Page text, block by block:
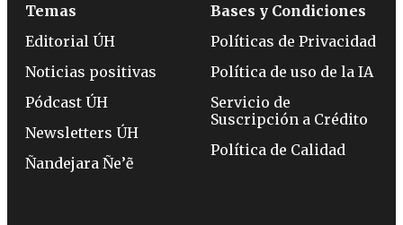
Temas
Editorial ÚH
Noticias positivas
Pódcast ÚH
Newsletters ÚH
Ñandejara Ñe’ẽ
Bases y Condiciones
Políticas de Privacidad
Política de uso de la IA
Servicio de
Suscripción a Crédito
Política de Calidad